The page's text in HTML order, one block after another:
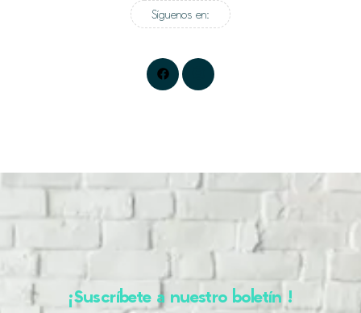
Síguenos en:
¡Suscríbete a nuestro boletín !